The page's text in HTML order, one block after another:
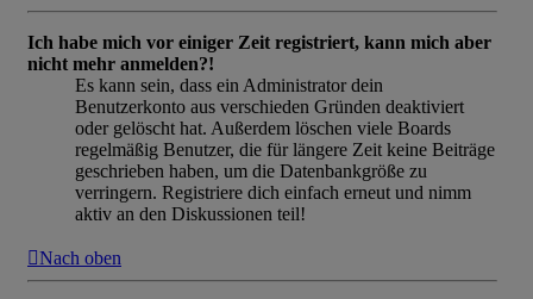
Ich habe mich vor einiger Zeit registriert, kann mich aber
nicht mehr anmelden?!
Es kann sein, dass ein Administrator dein
Benutzerkonto aus verschieden Gründen deaktiviert
oder gelöscht hat. Außerdem löschen viele Boards
regelmäßig Benutzer, die für längere Zeit keine Beiträge
geschrieben haben, um die Datenbankgröße zu
verringern. Registriere dich einfach erneut und nimm
aktiv an den Diskussionen teil!
Nach oben